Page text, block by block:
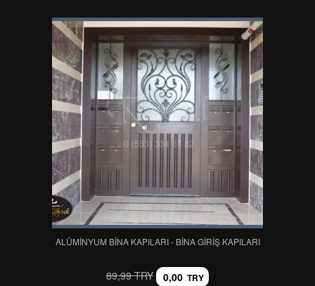
ALÜMİNYUM BİNA KAPILARI - BİNA GİRİŞ KAPILARI
89,99 TRY 0,00 TRY